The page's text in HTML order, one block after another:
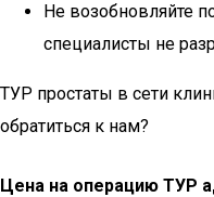
Не возобновляйте
специалисты не
ТУР простаты в сети
обратиться к нам?
Цена на операцию ТУР